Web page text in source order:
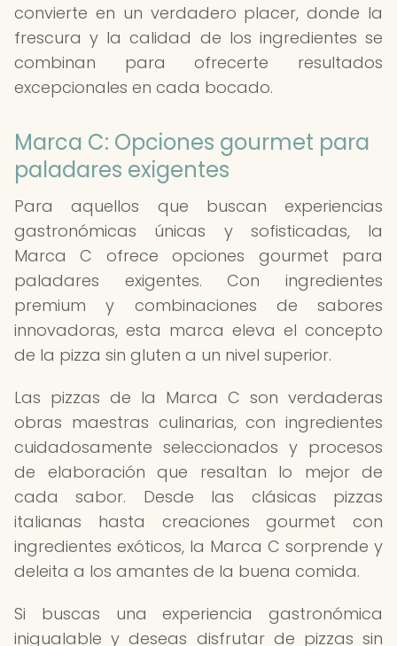
convierte en un verdadero placer, donde la
frescura y la calidad de los ingredientes se
combinan para ofrecerte resultados
excepcionales en cada bocado.
Marca C: Opciones gourmet para
paladares exigentes
Para aquellos que buscan experiencias
gastronómicas únicas y sofisticadas, la
Marca C ofrece opciones gourmet para
paladares exigentes. Con ingredientes
premium y combinaciones de sabores
innovadoras, esta marca eleva el concepto
de la pizza sin gluten a un nivel superior.
Las pizzas de la Marca C son verdaderas
obras maestras culinarias, con ingredientes
cuidadosamente seleccionados y procesos
de elaboración que resaltan lo mejor de
cada sabor. Desde las clásicas pizzas
italianas hasta creaciones gourmet con
ingredientes exóticos, la Marca C sorprende y
deleita a los amantes de la buena comida.
Si buscas una experiencia gastronómica
inigualable y deseas disfrutar de pizzas sin